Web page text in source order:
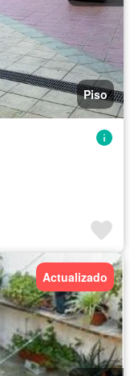
Piso
Actualizado